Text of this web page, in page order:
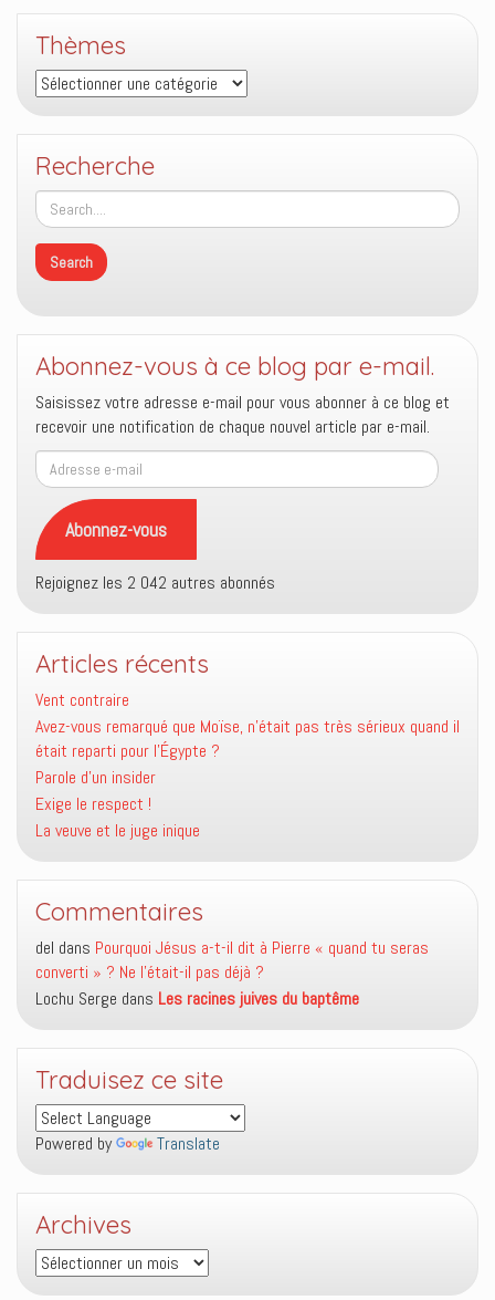
Thèmes
Thèmes
Recherche
Abonnez-vous à ce blog par e-mail.
Saisissez votre adresse e-mail pour vous abonner à ce blog et
recevoir une notification de chaque nouvel article par e-mail.
Adresse
e-
mail
Abonnez-vous
Rejoignez les 2 042 autres abonnés
Articles récents
Vent contraire
Avez-vous remarqué que Moïse, n’était pas très sérieux quand il
était reparti pour l’Égypte ?
Parole d’un insider
Exige le respect !
La veuve et le juge inique
Commentaires
del dans Pourquoi Jésus a-t-il dit à Pierre « quand tu seras
converti » ? Ne l’était-il pas déjà ?
Lochu Serge dans Les racines juives du baptême
Traduisez ce site
Powered by Translate
Archives
Archives